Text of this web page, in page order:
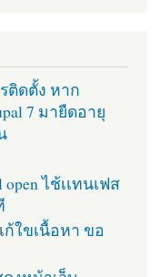
ติดตั้ง หาก
7 มายืดอายุ
ไช้เเทนเฟส
ใขเนื้อหา ขอ